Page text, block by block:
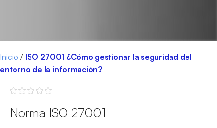
Inicio / ISO 27001 ¿Cómo gestionar la seguridad del
entorno de la información?
Norma ISO 27001